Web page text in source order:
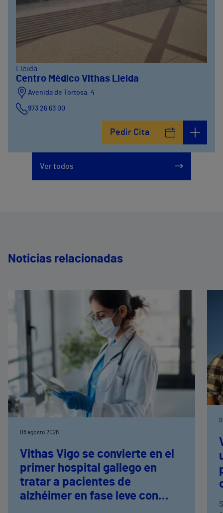
Lleida
Centro Médico Vithas Lleida
Avenida de Tortosa, 4
973 26 63 00
Pedir Cita
Ver todos
Noticias relacionadas
06 agosto 2026
Vithas Vigo se convierte en el
primer hospital gallego en
tratar a pacientes de
alzhéimer en fase leve con